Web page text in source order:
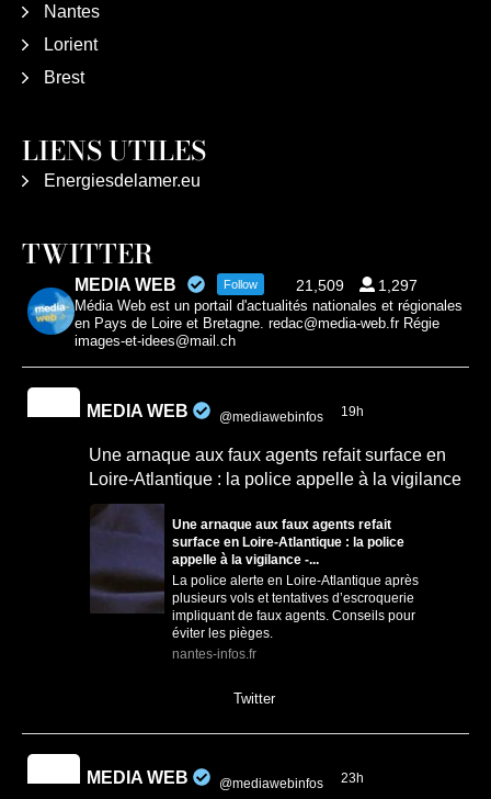
Nantes
Lorient
Brest
LIENS UTILES
Energiesdelamer.eu
TWITTER
MEDIA WEB Follow 21,509 1,297
Média Web est un portail d'actualités nationales et régionales
en Pays de Loire et Bretagne. redac@media-web.fr Régie
images-et-idees@mail.ch
MEDIA WEB @mediawebinfos 19h
Une arnaque aux faux agents refait surface en
Loire-Atlantique : la police appelle à la vigilance
Une arnaque aux faux agents refait
surface en Loire-Atlantique : la police
appelle à la vigilance -...
La police alerte en Loire-Atlantique après
plusieurs vols et tentatives d’escroquerie
impliquant de faux agents. Conseils pour
éviter les pièges.
nantes-infos.fr
Twitter
MEDIA WEB @mediawebinfos 23h